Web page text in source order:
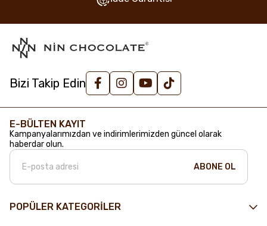
Bizi Takip Edin
POPÜLER KATEGORİLER
E-BÜLTEN KAYIT
Kampanyalarımızdan ve indirimlerimizden güncel olarak
haberdar olun.
ABONE OL